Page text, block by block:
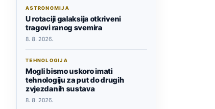
ASTRONOMIJA
U rotaciji galaksija otkriveni
tragovi ranog svemira
8. 8. 2026.
TEHNOLOGIJA
Mogli bismo uskoro imati
tehnologiju za put do drugih
zvjezdanih sustava
8. 8. 2026.